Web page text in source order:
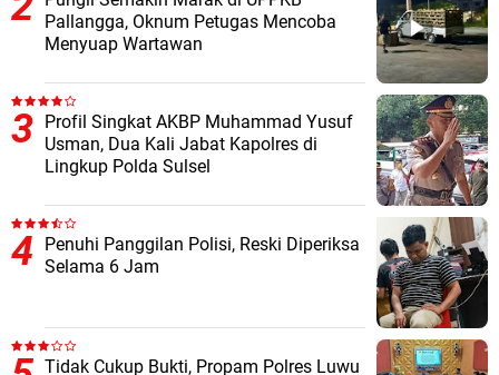
Pallangga, Oknum Petugas Mencoba
Menyuap Wartawan
Profil Singkat AKBP Muhammad Yusuf
Usman, Dua Kali Jabat Kapolres di
Lingkup Polda Sulsel
Penuhi Panggilan Polisi, Reski Diperiksa
Selama 6 Jam
Tidak Cukup Bukti, Propam Polres Luwu